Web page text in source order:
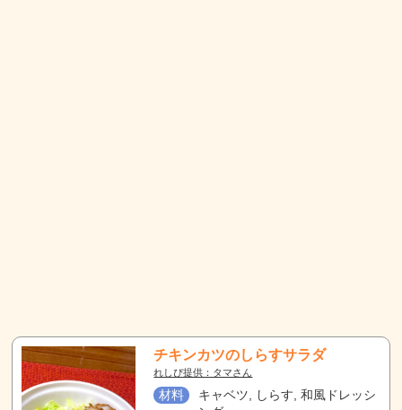
チキンカツのしらすサラダ
れしぴ提供：タマさん
材料
キャベツ, しらす, 和風ドレッシ